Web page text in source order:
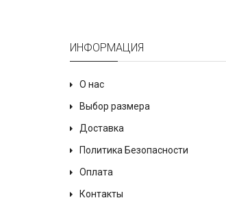
ИНФОРМАЦИЯ
О нас
Выбор размера
Доставка
Политика Безопасности
Оплата
Контакты